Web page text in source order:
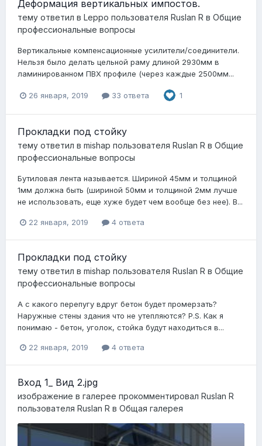
Деформация вертикальных импостов.
тему ответил в Leppo пользователя Ruslan R в Общие
профессиональные вопросы
Вертикальные компенсационные усилители/соединители.
Нельзя было делать цельной раму длиной 2930мм в
ламинированном ПВХ профиле (через каждые 2500мм...
26 января, 2019 33 ответа 1
Прокладки под стойку
тему ответил в mishap пользователя Ruslan R в Общие
профессиональные вопросы
Бутиловая лента называется. Шириной 45мм и толщиной
1мм должна быть (шириной 50мм и толщиной 2мм лучше
не использовать, еще хуже будет чем вообще без нее). В...
22 января, 2019 4 ответа
Прокладки под стойку
тему ответил в mishap пользователя Ruslan R в Общие
профессиональные вопросы
А с какого перепугу вдруг бетон будет промерзать?
Наружные стены здания что не утепляются? P.S. Как я
понимаю - бетон, уголок, стойка будут находиться в...
22 января, 2019 4 ответа
Вход 1_ Вид 2.jpg
изображение в галерее прокомментировал Ruslan R
пользователя Ruslan R в Общая галерея